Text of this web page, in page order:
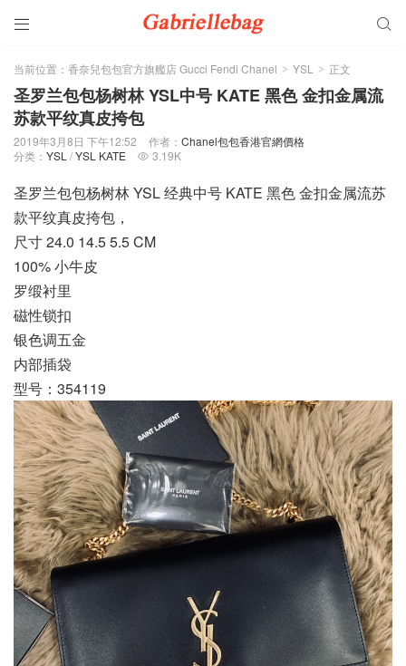
 
当前位置： 香奈兒包包官方旗艦店 Gucci Fendi Chanel > YSL > 正文
圣罗兰包包杨树林 YSL中号 KATE 黑色 金扣金属流
苏款平纹真皮挎包
2019年3月8日 下午12:52 作者： Chanel包包香港官網價格
分类： YSL /YSL KATE  3.19K
圣罗兰包包杨树林 YSL 经典中号 KATE 黑色 金扣金属流苏
款平纹真皮挎包，
尺寸 24.0 14.5 5.5 CM
100% 小牛皮
罗缎衬里
磁性锁扣
银色调五金
内部插袋
型号：354119